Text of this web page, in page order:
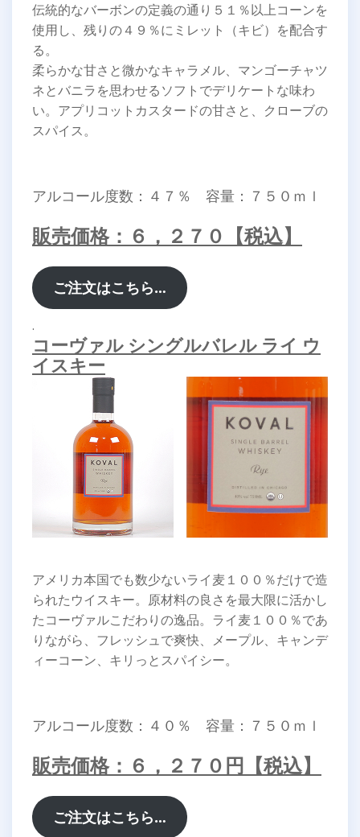
伝統的なバーボンの定義の通り５１％以上コーンを
使用し、残りの４９％にミレット（キビ）を配合す
る。
柔らかな甘さと微かなキャラメル、マンゴーチャツ
ネとバニラを思わせるソフトでデリケートな味わ
い。アプリコットカスタードの甘さと、クローブの
スパイス。
アルコール度数：４７％ 容量：７５０ｍｌ
販売価格：６，２７０【税込】
ご注文はこちら…
.
コーヴァル シングルバレル ライ ウ
イスキー
アメリカ本国でも数少ないライ麦１００％だけで造
られたウイスキー。原材料の良さを最大限に活かし
たコーヴァルこだわりの逸品。ライ麦１００％であ
りながら、フレッシュで爽快、メープル、キャンデ
ィーコーン、キリっとスパイシー。
アルコール度数：４０％ 容量：７５０ｍｌ
販売価格：６，２７０円【税込】
ご注文はこちら…